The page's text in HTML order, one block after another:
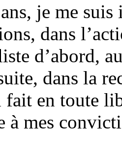
je me
dans
d’abord,
dans la
fait en toute
à mes